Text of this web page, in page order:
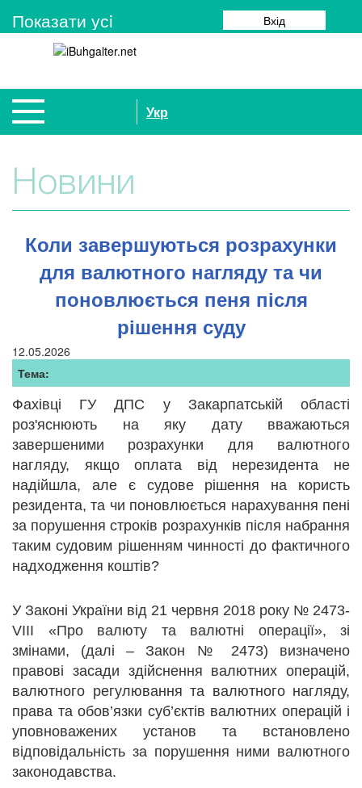
Показати усi Вхід
Укр
Новини
Коли завершуються розрахунки
для валютного нагляду та чи
поновлюється пеня після
рішення суду
12.05.2026
Тема:
Фахівці ГУ ДПС у Закарпатській області
роз'яснюють на яку дату вважаються
завершеними розрахунки для валютного
нагляду, якщо оплата від нерезидента не
надійшла, але є судове рішення на користь
резидента, та чи поновлюється нарахування пені
за порушення строків розрахунків після набрання
таким судовим рішенням чинності до фактичного
надходження коштів?
У Законі України від 21 червня 2018 року № 2473-
VIII «Про валюту та валютні операції», зі
змінами, (далі – Закон № 2473) визначено
правові засади здійснення валютних операцій,
валютного регулювання та валютного нагляду,
права та обов’язки суб’єктів валютних операцій і
уповноважених установ та встановлено
відповідальність за порушення ними валютного
законодавства.